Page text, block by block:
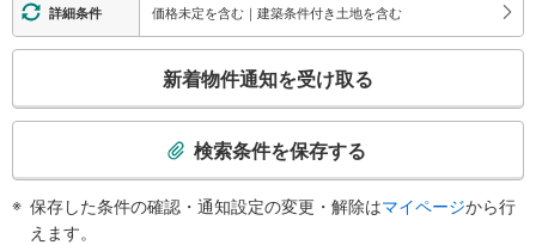
詳細条件 価格未定を含む｜建築条件付き土地を含む
検
新着物件通知を受け取る
検索条件を保存する
保存した条件の確認・通知設定の変更・解除はマイページから行
えます。